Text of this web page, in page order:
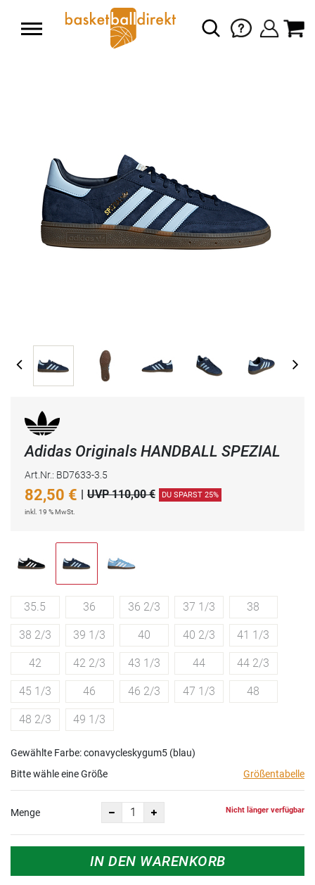
Adidas Originals HANDBALL SPEZIAL
Art.Nr.: BD7633-3.5
82,50 € UVP 110,00 € DU SPARST 25%
inkl. 19 % MwSt.
35.5 36 36 2/3 37 1/3 38
38 2/3 39 1/3 40 40 2/3 41 1/3
42 42 2/3 43 1/3 44 44 2/3
45 1/3 46 46 2/3 47 1/3 48
48 2/3 49 1/3
Gewählte Farbe: conavycleskygum5 (blau)
Bitte wähle eine Größe
Größentabelle
Menge Nicht länger verfügbar
IN DEN WARENKORB